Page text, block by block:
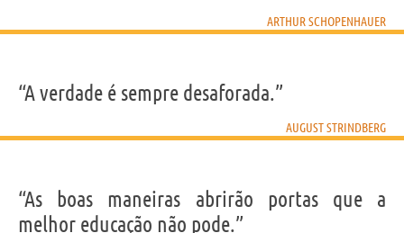
ARTHUR SCHOPENHAUER
“A verdade é sempre desaforada.”
AUGUST STRINDBERG
“As boas maneiras abrirão portas que a
melhor educação não pode.”